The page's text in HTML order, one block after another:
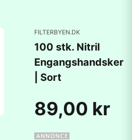
FILTERBYEN.DK
100 stk. Nitril
Engangshandsker
| Sort
89,00 kr